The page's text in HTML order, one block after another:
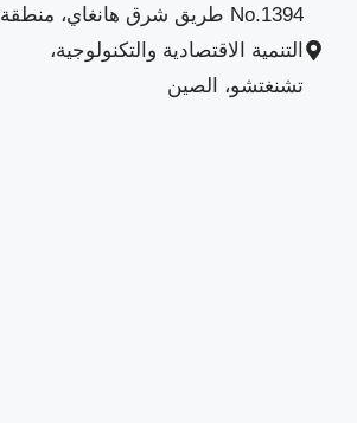
No.1394 طريق شرق هانغاي، منطقة
التنمية الاقتصادية والتكنولوجية،
تشنغتشو، الصين